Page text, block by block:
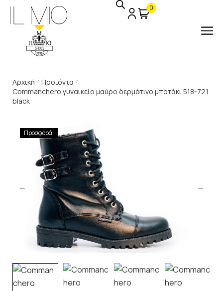
0
Αρχική / Προϊόντα /
Commanchero γυναικείο μαύρο δερμάτινο μποτάκι 518-721
black
Προσφορά!